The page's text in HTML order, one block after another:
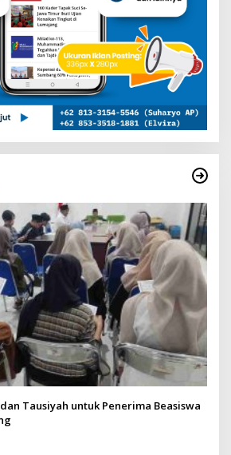
Tausiyah untuk Penerima Beasiswa